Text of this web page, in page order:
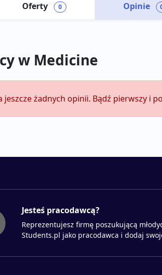
Oferty 0 Opinie
w Medicine
jeszcze żadnych opinii. Bądź pierwszy i
Jesteś pracodawcą?
Reprezentujesz firmę poszukującą
Students.pl jako pracodawca i dodaj